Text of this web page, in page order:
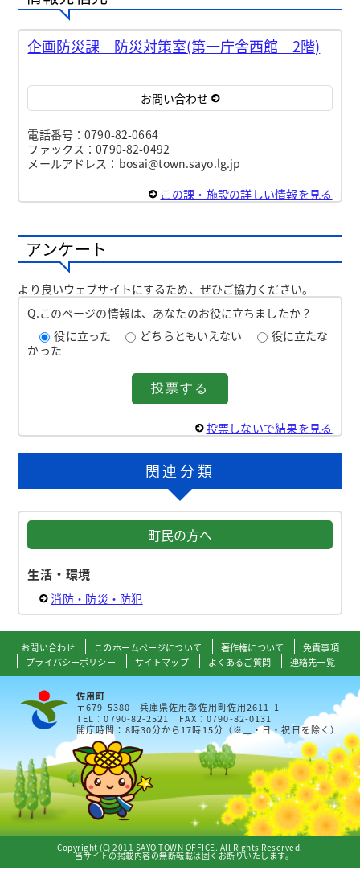
企画防災課 防災対策室(第一庁舎西館 2階)
お問い合わせ
電話番号：0790-82-0664
ファックス：0790-82-0492
メールアドレス：bosai@town.sayo.lg.jp
この課・施設の詳しい情報を見る
アンケート
より良いウェブサイトにするため、ぜひご協力ください。
Q.このページの情報は、あなたのお役に立ちましたか？
役に立った
どちらともいえない
役に立たな
かった
投票しないで結果を見る
関連分類
町民の方へ
生活・環境
消防・防災・防犯
お問い合わせ このホームページについて 著作権について
免責事項
プライバシーポリシー
サイトマップ よくあるご質問 連絡先一覧
佐用町
〒679-5380 兵庫県佐用郡佐用町佐用2611-1
TEL：0790-82-2521 FAX：0790-82-0131
開庁時間：8時30分から17時15分（※土・日・祝日を除く）
Copyright (C) 2011 SAYO TOWN OFFICE. All Rights Reserved.
当サイトの掲載内容の無断転載は固くお断りいたします。